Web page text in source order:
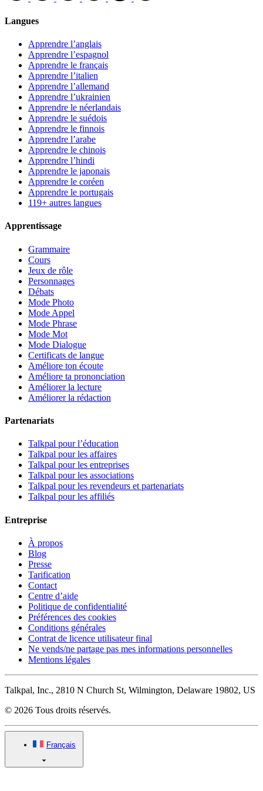
Langues
Apprendre l’anglais
Apprendre l’espagnol
Apprendre le français
Apprendre l’italien
Apprendre l’allemand
Apprendre l’ukrainien
Apprendre le néerlandais
Apprendre le suédois
Apprendre le finnois
Apprendre l’arabe
Apprendre le chinois
Apprendre l’hindi
Apprendre le japonais
Apprendre le coréen
Apprendre le portugais
119+ autres langues
Apprentissage
Grammaire
Cours
Jeux de rôle
Personnages
Débats
Mode Photo
Mode Appel
Mode Phrase
Mode Mot
Mode Dialogue
Certificats de langue
Améliore ton écoute
Améliore ta prononciation
Améliorer la lecture
Améliorer la rédaction
Partenariats
Talkpal pour l’éducation
Talkpal pour les affaires
Talkpal pour les entreprises
Talkpal pour les associations
Talkpal pour les revendeurs et partenariats
Talkpal pour les affiliés
Entreprise
À propos
Blog
Presse
Tarification
Contact
Centre d’aide
Politique de confidentialité
Préférences des cookies
Conditions générales
Contrat de licence utilisateur final
Ne vends/ne partage pas mes informations personnelles
Mentions légales
Talkpal, Inc., 2810 N Church St, Wilmington, Delaware 19802, US
© 2026 Tous droits réservés.
Français